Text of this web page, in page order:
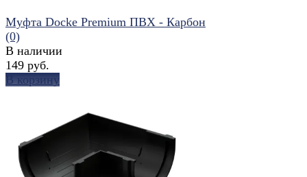
избранное сравнить
Муфта Docke Premium ПВХ - Карбон
(0)
В наличии
149 руб.
В корзину